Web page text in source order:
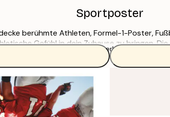
Sportposter
berühmte Athleten, Formel-1-Poster,
Gefühl in dein Zuhause zu bringen.
Weiterlesen